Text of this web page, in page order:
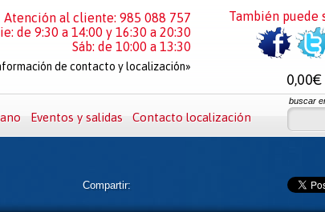
Eventos y salidas Contacto localización
buscar
Compartir:
Atención al cliente: 985 088 757
de 9:30 a 14:00 y 16:30 a 20:30
Sáb: de 10:00 a 13:30
de contacto y localización»
También puede
0,00€